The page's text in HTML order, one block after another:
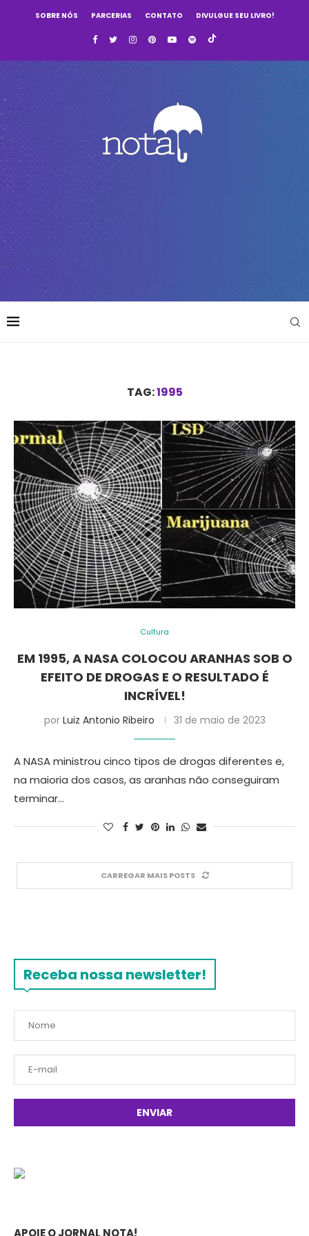
SOBRE NÓS PARCERIAS CONTATO DIVULGUE SEU LIVRO!
TAG:1995
Cultura
EM 1995, A NASA COLOCOU ARANHAS SOB O
EFEITO DE DROGAS E O RESULTADO É
INCRÍVEL!
por Luiz Antonio Ribeiro 31 de maio de 2023
A NASA ministrou cinco tipos de drogas diferentes e,
na maioria dos casos, as aranhas não conseguiram
terminar…
CARREGAR MAIS POSTS
Receba nossa newsletter!
APOIE O JORNAL NOTA!